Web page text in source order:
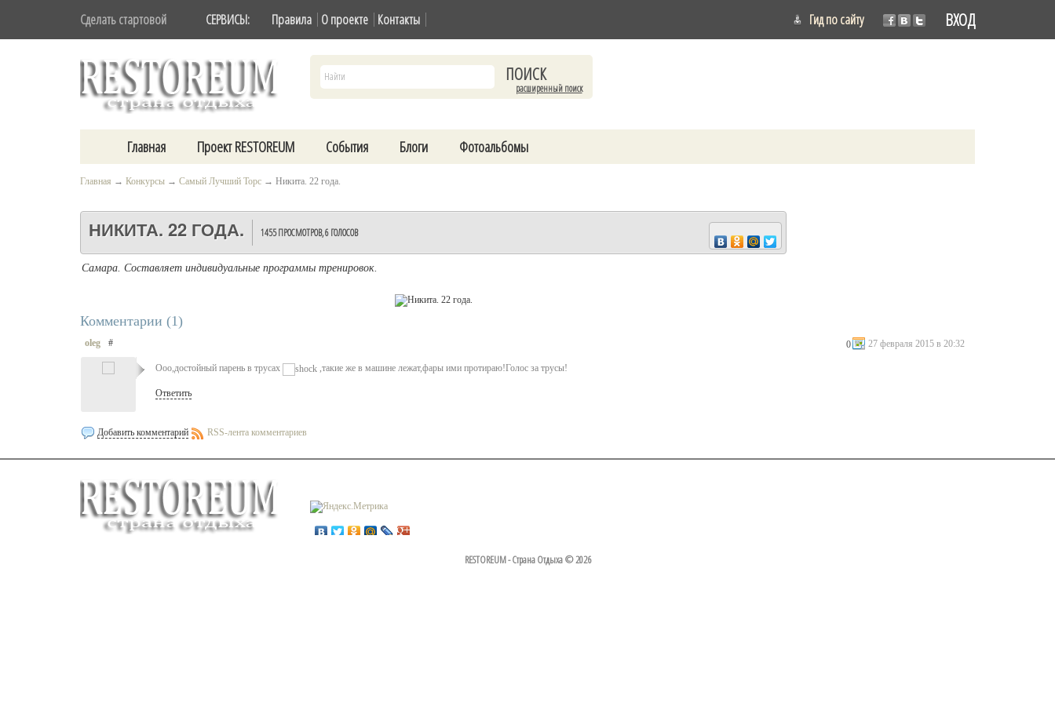
Сделать стартовой ВХОД
Гид по сайту
СЕРВИСЫ: Правила О проекте Контакты
расширенный поиск
Главная Проект RESTOREUM События Блоги Фотоальбомы
Главная → Конкурсы → Самый Лучший Торс → Никита. 22 года.
НИКИТА. 22 ГОДА. 1455 ПРОСМОТРОВ,6 ГОЛОСОВ
Самара. Составляет индивидуальные программы тренировок.
Комментарии (1)
oleg # 27 февраля 2015 в 20:32
0
Ооо,достойный парень в трусах ,такие же в машине лежат,фары ими протираю!Голос за трусы!
Ответить
Добавить комментарий RSS-лента комментариев
RESTOREUM - Страна Отдыха © 2026